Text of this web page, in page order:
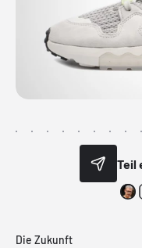
Teil
Die Zukunft